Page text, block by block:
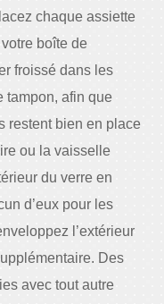
chaque assiette
boîte de
froissé dans les
tampon, afin que
restent bien en place
ou la vaisselle
du verre en
d’eux pour les
l’extérieur
Des
avec tout autre